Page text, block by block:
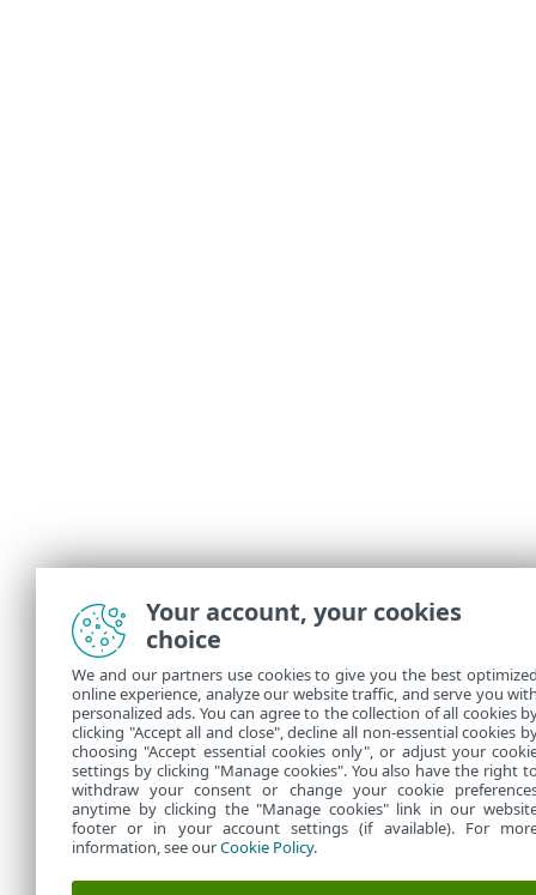
Your account, your cookies
choice
We and our partners use cookies to give you the best
online experience, analyze our website traffic, and serve you
personalized ads. You can agree to the collection of all cookies
clicking "Accept all and close", decline all non-essential cookies
choosing "Accept essential cookies only", or adjust your
settings by clicking "Manage cookies". You also have the right
withdraw your consent or change your cookie
anytime by clicking the "Manage cookies" link in our
footer or in your account settings (if available). For
information, see ourCookie Policy.